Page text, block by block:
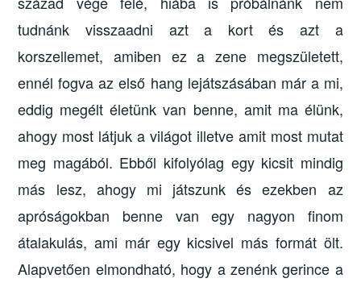
tudnánk visszaadni azt a kort és azt a
korszellemet, amiben ez a zene megszületett,
ennél fogva az első hang lejátszásában már a mi,
eddig megélt életünk van benne, amit ma élünk,
ahogy most látjuk a világot illetve amit most mutat
meg magából. Ebből kifolyólag egy kicsit mindig
más lesz, ahogy mi játszunk és ezekben az
apróságokban benne van egy nagyon finom
átalakulás, ami már egy kicsivel más formát ölt.
Alapvetően elmondható, hogy a zenénk gerince a